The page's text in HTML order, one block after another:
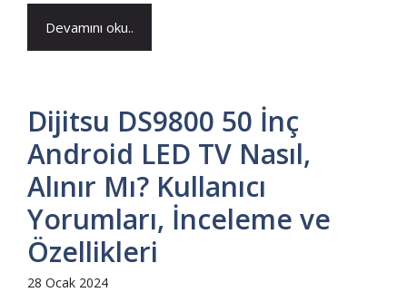
Devamını oku..
Dijitsu DS9800 50 İnç
Android LED TV Nasıl,
Alınır Mı? Kullanıcı
Yorumları, İnceleme ve
Özellikleri
28 Ocak 2024